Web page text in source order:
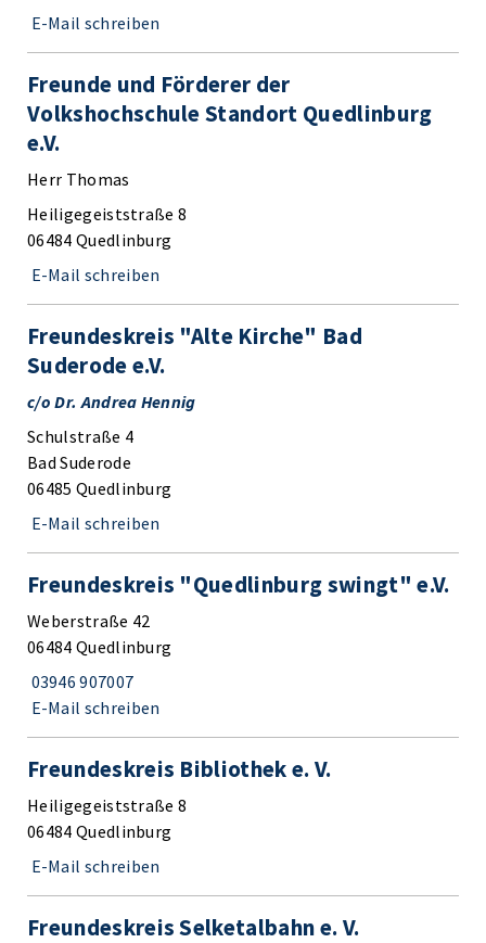
E-Mail schreiben
Freunde und Förderer der
Volkshochschule Standort Quedlinburg
e.V.
Herr Thomas
Heiligegeiststraße 8
06484 Quedlinburg
E-Mail schreiben
Freundeskreis "Alte Kirche" Bad
Suderode e.V.
c/o Dr. Andrea Hennig
Schulstraße 4
Bad Suderode
06485 Quedlinburg
E-Mail schreiben
Freundeskreis "Quedlinburg swingt" e.V.
Weberstraße 42
06484 Quedlinburg
03946 907007
E-Mail schreiben
Freundeskreis Bibliothek e. V.
Heiligegeiststraße 8
06484 Quedlinburg
E-Mail schreiben
Freundeskreis Selketalbahn e. V.